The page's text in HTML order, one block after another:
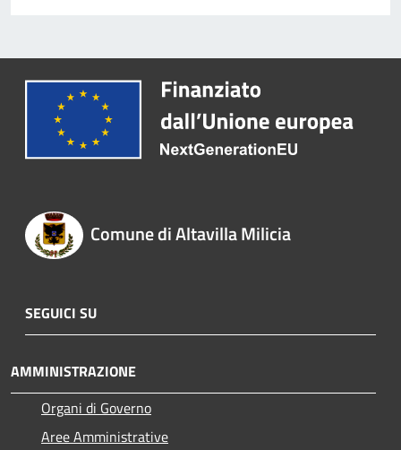
Comune di Altavilla Milicia
SEGUICI SU
AMMINISTRAZIONE
Organi di Governo
Aree Amministrative